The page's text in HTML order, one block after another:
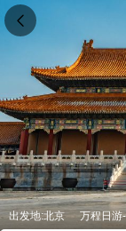
出发地:北京 万程日游
